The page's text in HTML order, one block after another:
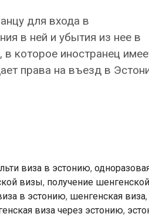
для входа в
в ней и убытия из нее в
в которое иностранец
права на въезд в
виза в эстонию,
визы, получение шенгенской
в эстонию, шенгенская виза,
виза через эстонию,